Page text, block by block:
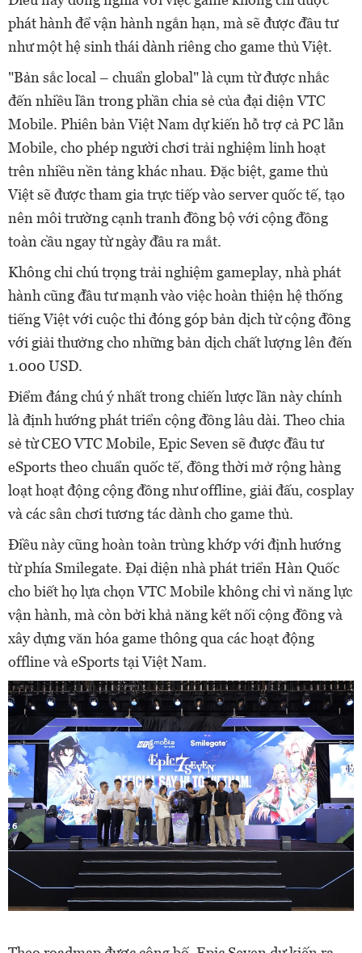
phát hành để vận hành ngắn hạn, mà sẽ được đầu tư
như một hệ sinh thái dành riêng cho game thủ Việt.
"Bản sắc local – chuẩn global" là cụm từ được nhắc
đến nhiều lần trong phần chia sẻ của đại diện VTC
Mobile. Phiên bản Việt Nam dự kiến hỗ trợ cả PC lẫn
Mobile, cho phép người chơi trải nghiệm linh hoạt
trên nhiều nền tảng khác nhau. Đặc biệt, game thủ
Việt sẽ được tham gia trực tiếp vào server quốc tế, tạo
nên môi trường cạnh tranh đồng bộ với cộng đồng
toàn cầu ngay từ ngày đầu ra mắt.
Không chỉ chú trọng trải nghiệm gameplay, nhà phát
hành cũng đầu tư mạnh vào việc hoàn thiện hệ thống
tiếng Việt với cuộc thi đóng góp bản dịch từ cộng đồng
với giải thưởng cho những bản dịch chất lượng lên đến
1.000 USD.
Điểm đáng chú ý nhất trong chiến lược lần này chính
là định hướng phát triển cộng đồng lâu dài. Theo chia
sẻ từ CEO VTC Mobile, Epic Seven sẽ được đầu tư
eSports theo chuẩn quốc tế, đồng thời mở rộng hàng
loạt hoạt động cộng đồng như offline, giải đấu, cosplay
và các sân chơi tương tác dành cho game thủ.
Điều này cũng hoàn toàn trùng khớp với định hướng
từ phía Smilegate. Đại diện nhà phát triển Hàn Quốc
cho biết họ lựa chọn VTC Mobile không chỉ vì năng lực
vận hành, mà còn bởi khả năng kết nối cộng đồng và
xây dựng văn hóa game thông qua các hoạt động
offline và eSports tại Việt Nam.